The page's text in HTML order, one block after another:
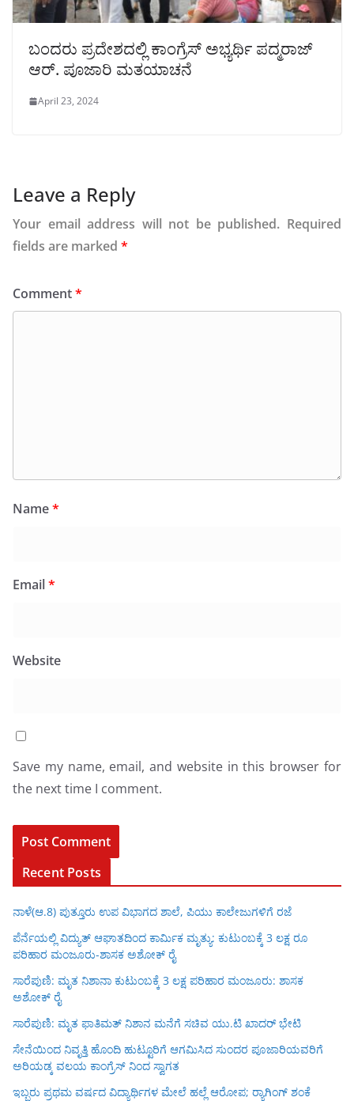
ಬಂದರು ಪ್ರದೇಶದಲ್ಲಿ ಕಾಂಗ್ರೆಸ್ ಅಭ್ಯರ್ಥಿ ಪದ್ಮರಾಜ್
ಆರ್. ಪೂಜಾರಿ ಮತಯಾಚನೆ
April 23, 2024
Leave a Reply
Your email address will not be published. Required
fields are marked *
Comment*
Name*
Email*
Website
Save my name, email, and website in this browser for
the next time I comment.
Recent Posts
ನಾಳೆ(ಆ.8) ಪುತ್ತೂರು ಉಪ ವಿಭಾಗದ ಶಾಲೆ, ಪಿಯು ಕಾಲೇಜುಗಳಿಗೆ ರಜೆ
ಪೆರ್ನೆಯಲ್ಲಿ ವಿದ್ಯುತ್ ಆಘಾತದಿಂದ ಕಾರ್ಮಿಕ ಮೃತ್ಯು: ಕುಟುಂಬಕ್ಕೆ 3 ಲಕ್ಷ ರೂ
ಪರಿಹಾರ ಮಂಜೂರು-ಶಾಸಕ ಅಶೋಕ್ ರೈ
ಸಾರೆಪುಣಿ: ಮೃತ ನಿಶಾನಾ ಕುಟುಂಬಕ್ಕೆ 3 ಲಕ್ಷ ಪರಿಹಾರ ಮಂಜೂರು: ಶಾಸಕ
ಅಶೋಕ್ ರೈ
ಸಾರೆಪುಣಿ: ಮೃತ ಫಾತಿಮತ್ ನಿಶಾನ ಮನೆಗೆ ಸಚಿವ ಯು.ಟಿ ಖಾದರ್ ಭೇಟಿ
ಸೇನೆಯಿಂದ ನಿವೃತ್ತಿ ಹೊಂದಿ ಹುಟ್ಟೂರಿಗೆ ಆಗಮಿಸಿದ ಸುಂದರ ಪೂಜಾರಿಯವರಿಗೆ
ಅರಿಯಡ್ಕ ವಲಯ ಕಾಂಗ್ರೆಸ್ ನಿಂದ ಸ್ವಾಗತ
ಇಬ್ಬರು ಪ್ರಥಮ ವರ್ಷದ ವಿದ್ಯಾರ್ಥಿಗಳ ಮೇಲೆ ಹಲ್ಲೆ ಆರೋಪ; ರ‍್ಯಾಗಿಂಗ್ ಶಂಕೆ